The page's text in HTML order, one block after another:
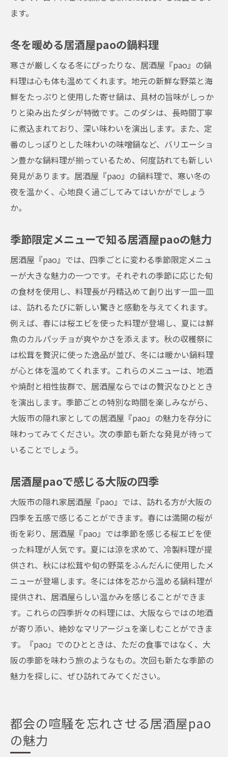
観光客に人気の居酒屋paoの料理
居酒屋paoで楽しむ大阪観光の締めくくり
大阪市を訪れる観光客が選ぶ居酒屋pao
観光客が居酒屋paoで感じる大阪の魅力
居酒屋paoで巡る大阪市の食文化ツアー
旬の味覚を楽しむ居酒屋paoのおすすめ料理
四季折々の味を楽しむ居酒屋paoの逸品
居酒屋paoの料理で味わう旬の恵み
季節限定の料理を提供する居酒屋pao
居酒屋paoでの食体験を彩るおすすめメニュ
ー
心地よい時間を過ごせる居酒屋paoの魅力
居酒屋paoで過ごす贅沢なひととき
居心地の良さを追求した居酒屋paoの空間
居酒屋paoが提供する特別な時間と空間
居酒屋paoでのひとときが心に残る理由
居酒屋paoの魅力を語る訪問者の声
居酒屋paoの魅力で訪問者を魅了する
ます。
冬を暖める居酒屋paoの鍋料理
寒さが厳しくなる冬にぴったりな、居酒屋『pao』の鍋
料理は心も体も温めてくれます。地元の新鮮な野菜と海
鮮をたっぷりと使用した寄せ鍋は、具材の旨味がしっか
りと染み出たダシが特徴です。このダシは、長時間丁寧
に煮込まれており、深い味わいを演出します。また、定
番のしっぽりとした味わいの味噌鍋など、バリエーショ
ン豊かな鍋料理が揃っているため、何度訪れても新しい
発見があります。居酒屋『pao』の鍋料理で、寒い冬の
夜を温かく、心地良く過ごしてみてはいかがでしょう
か。
季節限定メニューで知る居酒屋paoの魅力
居酒屋『pao』では、四季ごとに変わる季節限定メニュ
ーが大きな魅力の一つです。それぞれの季節に応じた旬
の食材を使用し、料理長が丹精込めて創り出す一皿一皿
は、訪れるたびに新しい驚きと感動を与えてくれます。
例えば、春には桜エビを使った料理が登場し、夏には鮮
魚のカルパッチョが爽やかさを添えます。秋の収穫祭に
は松茸を贅沢に使った逸品が並び、冬には暖かい鍋料理
が心と体を温めてくれます。これらのメニューは、地酒
や焼酎と相性抜群で、居酒屋ならではの贅沢なひととき
を演出します。季節ごとの特別な時間を楽しみながら、
大阪市の隠れ家としての居酒屋『pao』の魅力を存分に
味わってみてください。次の季節も新たな発見が待って
いることでしょう。
居酒屋paoで感じる大阪の四季
大阪市の隠れ家居酒屋『pao』では、訪れる方が大阪の
四季を五感で感じることができます。春には満開の桜が
街を彩り、居酒屋『pao』では季節を感じる桜エビを使
った料理が人気です。夏には涼を求めて、冷製料理が提
供され、秋には松茸や旬の野菜をふんだんに使用したメ
ニューが登場します。冬には体を芯から温める鍋料理が
提供され、居酒屋らしい温かみを感じることができま
す。これらの四季折々の料理には、大阪ならではの地酒
が寄り添い、絶妙なマリアージュを楽しむことができま
す。『pao』でのひとときは、ただの食事ではなく、大
阪の季節を味わう旅のようなもの。次回も新たな季節の
魅力を探しに、ぜひ訪れてみてください。
都会の喧騒を忘れさせる居酒屋pao
の魅力